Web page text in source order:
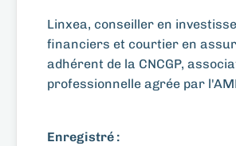
Linxea, conseiller en
financiers et courtier en
adhérent de la CNCGP,
professionnelle agrée par
Enregistré :